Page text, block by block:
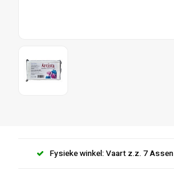
Fysieke winkel: Vaart z.z. 7 Assen